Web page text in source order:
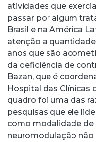
atividades que
passar por algum
Brasil e na América
atenção a
anos que são
da deficiência de
Bazan, que é
Hospital das Clínicas
quadro foi uma das
pesquisas que ele
como modalidade
neuromodulação não